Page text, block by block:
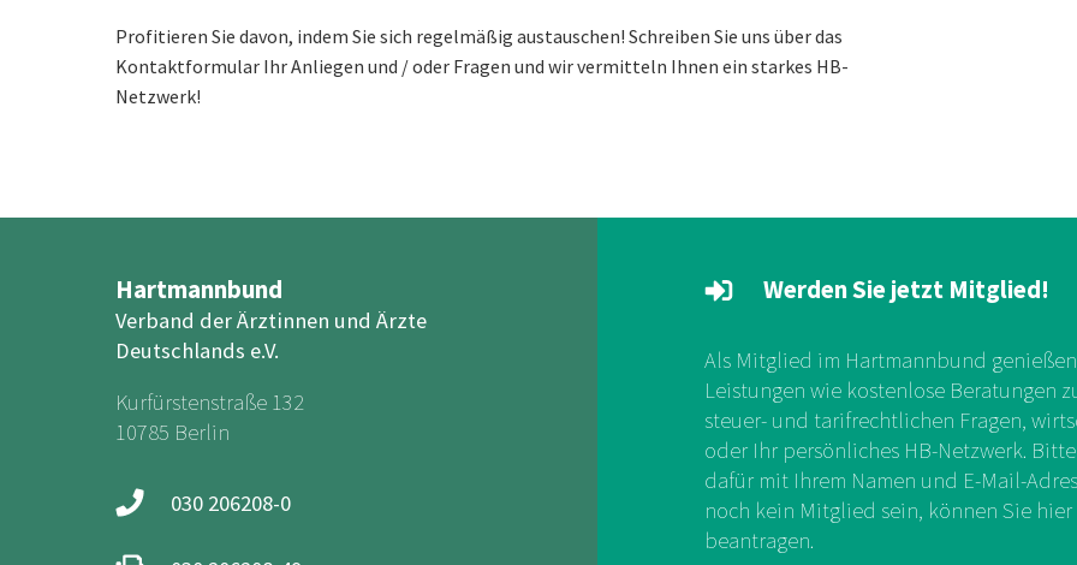
Profitieren Sie davon, indem Sie sich regelmäßig austauschen! Schreiben Sie uns über das
Kontaktformular Ihr Anliegen und / oder Fragen und wir vermitteln Ihnen ein starkes HB-
Netzwerk!
Hartmannbund
Verband der Ärztinnen und Ärzte
Deutschlands e.V.
Kurfürstenstraße 132
10785 Berlin
030 206208-0
Werden Sie jetzt Mitglied!
Als Mitglied im Hartmannbund
Leistungen wie kostenlose Beratungen
steuer- und tarifrechtlichen Fragen,
oder Ihr persönliches HB-Netzwerk.
dafür mit Ihrem Namen und E-Mail-
noch kein Mitglied sein, können Sie
beantragen.